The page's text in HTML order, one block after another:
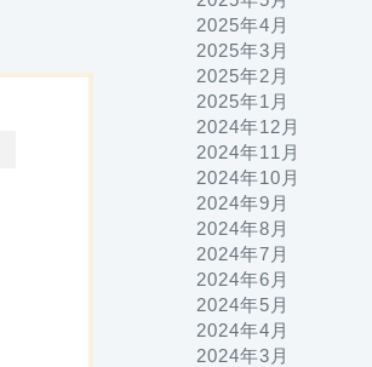
2025年4月
2025年3月
2025年2月
2025年1月
2024年12月
2024年11月
2024年10月
2024年9月
2024年8月
2024年7月
2024年6月
2024年5月
2024年4月
2024年3月